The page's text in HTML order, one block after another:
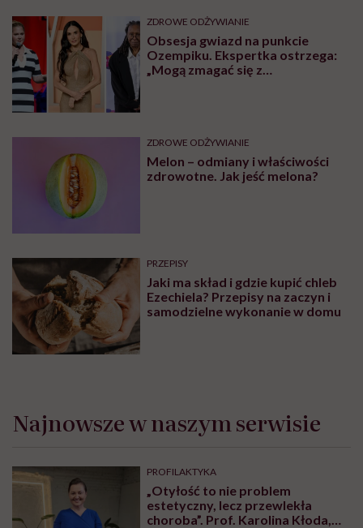
ZDROWE ODŻYWIANIE
Obsesja gwiazd na punkcie
Ozempiku. Ekspertka ostrzega:
„Mogą zmagać się z
ZDROWE ODŻYWIANIE
Melon – odmiany i właściwości
zdrowotne. Jak jeść melona?
PRZEPISY
Jaki ma skład i gdzie kupić chleb
Ezechiela? Przepisy na zaczyn i
samodzielne wykonanie w domu
Najnowsze w naszym serwisie
PROFILAKTYKA
„Otyłość to nie problem
estetyczny, lecz przewlekła
choroba”. Prof. Karolina Kłoda,